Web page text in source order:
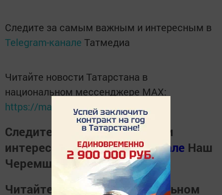
Следите за самым важным и интересным в
Telegram-канале Татмедиа
Читайте новости Татарстана в
национальном мессенджере MАХ:
https://max.ru/tatmedia
Следите за самым важным и
интересным вТелеграм канале Наш
Черемшан
Читайте новости в национальном